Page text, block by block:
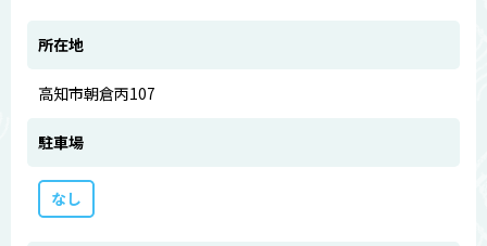
所在地
高知市朝倉丙107
駐車場
なし